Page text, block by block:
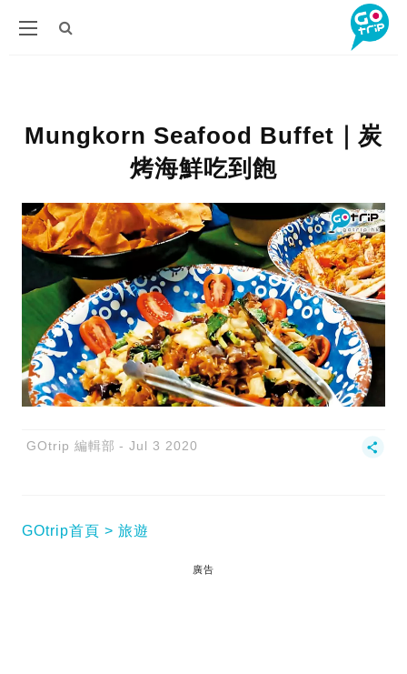
Mungkorn Seafood Buffet｜炭
烤海鮮吃到飽
GOtrip 編輯部 Jul 3 2020
GOtrip首頁 旅遊
廣告